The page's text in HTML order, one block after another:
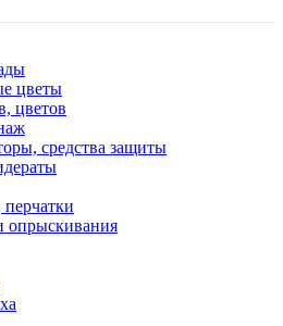
цветы
цветов
средства защиты
опрыскивания